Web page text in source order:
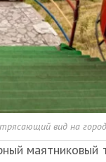
вид на
маятниковый